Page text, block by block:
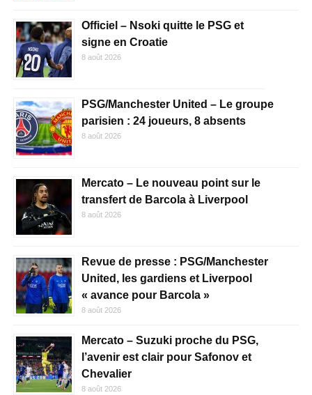
Officiel – Nsoki quitte le PSG et
signe en Croatie
8 août 2026
PSG/Manchester United – Le groupe
parisien : 24 joueurs, 8 absents
8 août 2026
Mercato – Le nouveau point sur le
transfert de Barcola à Liverpool
8 août 2026
Revue de presse : PSG/Manchester
United, les gardiens et Liverpool
« avance pour Barcola »
8 août 2026
Mercato – Suzuki proche du PSG,
l’avenir est clair pour Safonov et
Chevalier
8 août 2026